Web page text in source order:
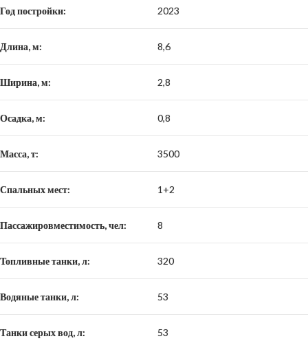
Год постройки: 2023
Длина, м: 8,6
Ширина, м: 2,8
Осадка, м: 0,8
Масса, т: 3500
Спальных мест: 1+2
Пассажировместимость, чел: 8
Топливные танки, л: 320
Водяные танки, л: 53
Танки серых вод, л: 53